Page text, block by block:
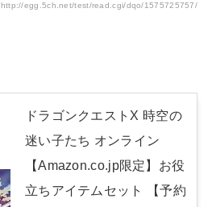
http://egg.5ch.net/test/read.cgi/dqo/1575725757/
ドラゴンクエストX 時空の
迷い子たち オンライン
【Amazon.co.jp限定】お役
立ちアイテムセット 【予約